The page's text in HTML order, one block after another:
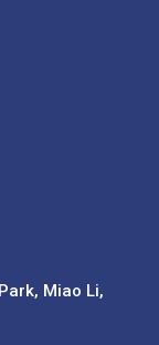
Miao Li,